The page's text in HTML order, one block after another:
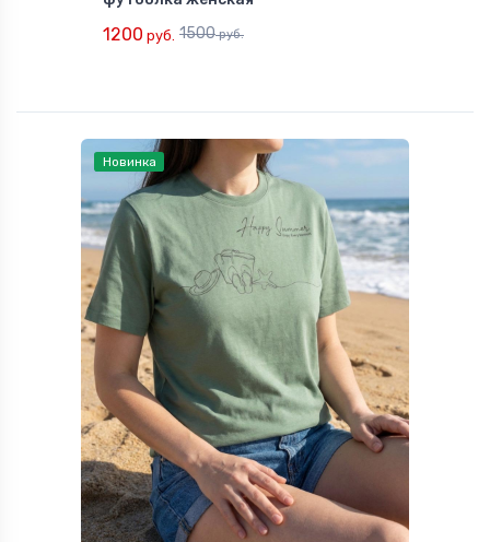
1200 руб. 1500руб.
Новинка